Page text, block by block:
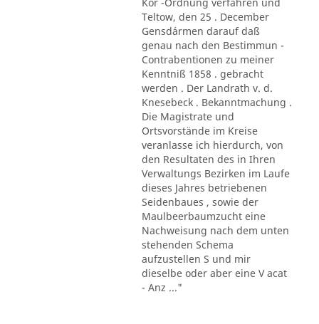
Teltow, den 25 . December
Gensd´armen darauf daß
genau nach den Bestimmun -
Contrabentionen zu meiner
Kenntniß 1858 . gebracht
werden . Der Landrath v. d.
Knesebeck . Bekanntmachung .
Die Magistrate und
Ortsvorstände im Kreise
veranlasse ich hierdurch, von
den Resultaten des in Ihren
Verwaltungs Bezirken im Laufe
dieses Jahres betriebenen
Seidenbaues , sowie der
Maulbeerbaumzucht eine
Nachweisung nach dem unten
stehenden Schema
aufzustellen S und mir
dieselbe oder aber eine V acat
- Anz ..."